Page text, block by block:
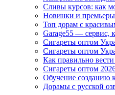
Сливы курсов: как
Новинки и
Топ дорам с
Garage55 — сервис,
Сигареты оптом
Сигареты оптом
Как правильно
Сигареты оптом
Обучение созданию
Дорамы с русской